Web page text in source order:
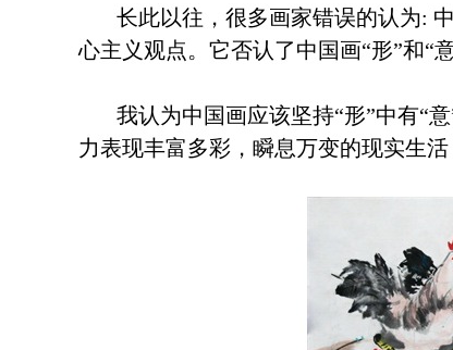
长此以往，很多画家错误的认为: 中
心主义观点。它否认了中国画“形”和“
我认为中国画应该坚持“形”中有“
力表现丰富多彩，瞬息万变的现实生